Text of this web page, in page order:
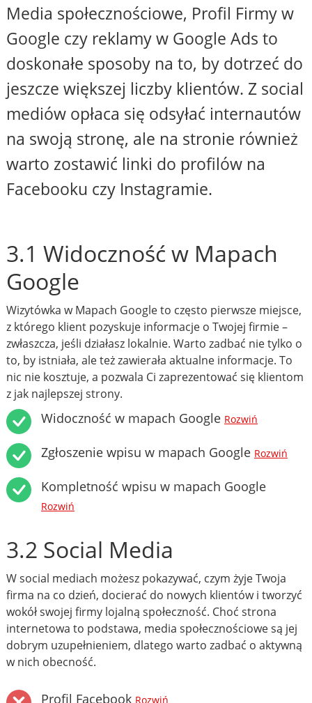
Media społecznościowe, Profil Firmy w
Google czy reklamy w Google Ads to
doskonałe sposoby na to, by dotrzeć do
jeszcze większej liczby klientów. Z social
mediów opłaca się odsyłać internautów
na swoją stronę, ale na stronie również
warto zostawić linki do profilów na
Facebooku czy Instagramie.
3.1 Widoczność w Mapach
Google
Wizytówka w Mapach Google to często pierwsze miejsce,
z którego klient pozyskuje informacje o Twojej firmie –
zwłaszcza, jeśli działasz lokalnie. Warto zadbać nie tylko o
to, by istniała, ale też zawierała aktualne informacje. To
nic nie kosztuje, a pozwala Ci zaprezentować się klientom
z jak najlepszej strony.
Widoczność w mapach Google Rozwiń
Zgłoszenie wpisu w mapach Google Rozwiń
Kompletność wpisu w mapach Google
Rozwiń
3.2 Social Media
W social mediach możesz pokazywać, czym żyje Twoja
firma na co dzień, docierać do nowych klientów i tworzyć
wokół swojej firmy lojalną społeczność. Choć strona
internetowa to podstawa, media społecznościowe są jej
dobrym uzupełnieniem, dlatego warto zadbać o aktywną
w nich obecność.
Profil Facebook